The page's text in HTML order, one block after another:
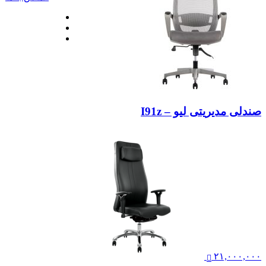
صندلی مدیریتی لیو – I91z
۲۱,۰۰۰,۰۰۰